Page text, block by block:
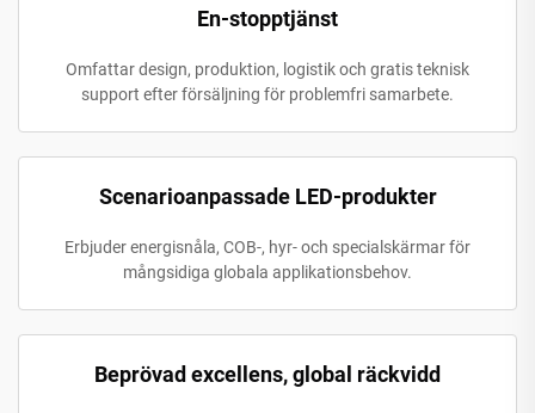
En-stopptjänst
Omfattar design, produktion, logistik och gratis teknisk
support efter försäljning för problemfri samarbete.
Scenarioanpassade LED-produkter
Erbjuder energisnåla, COB-, hyr- och specialskärmar för
mångsidiga globala applikationsbehov.
Beprövad excellens, global räckvidd